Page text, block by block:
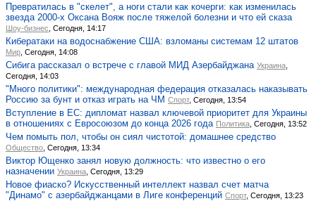
Превратилась в "скелет", а ноги стали как кочерги: как изменилась
звезда 2000-х Оксана Вояж после тяжелой болезни и что ей сказа
Шоу-бизнес , Сегодня, 14:17
Кибератаки на водоснабжение США: взломаны системам 12 штатов
Мир , Сегодня, 14:08
Сибига рассказал о встрече с главой МИД Азербайджана Украина
Сегодня, 14:03
"Много политики": международная федерация отказалась наказывать
Россию за бунт и отказ играть на ЧМ Спорт, Сегодня, 13:54
Вступление в ЕС: дипломат назвал ключевой приоритет для Украины
в отношениях с Евросоюзом до конца 2026 года Политика , Сегодня, 13:52
Чем помыть пол, чтобы он сиял чистотой: домашнее средство
Общество , Сегодня, 13:34
Виктор Ющенко занял новую должность: что известно о его
назначении Украина , Сегодня, 13:29
Новое фиаско? Искусственный интеллект назвал счет матча
"Динамо" с азербайджанцами в Лиге конференций Спорт, Сегодня, 13:23